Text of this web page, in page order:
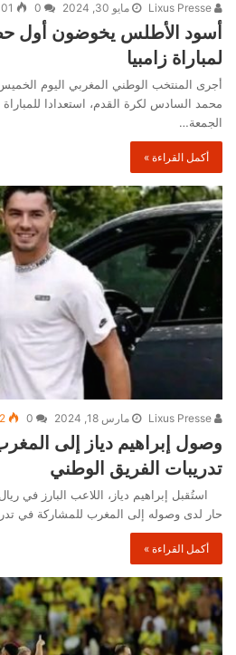
مايو 30, 2024
أسود الأطلس يخوضون أول
لمباراة زامبيا
أجرى المنتخب الوطني المغربي اليوم
محمد السادس لكرة القدم، استعدادا
الجمعة…
أكمل القراءة »
مارس 18, 2024
وصول إبراهيم دياز إلى
تدريبات الفريق الوطني
استُقبل إبراهيم دياز، اللاعب البارز في
حار لدى وصوله إلى المغرب للمشاركة في
أكمل القراءة »